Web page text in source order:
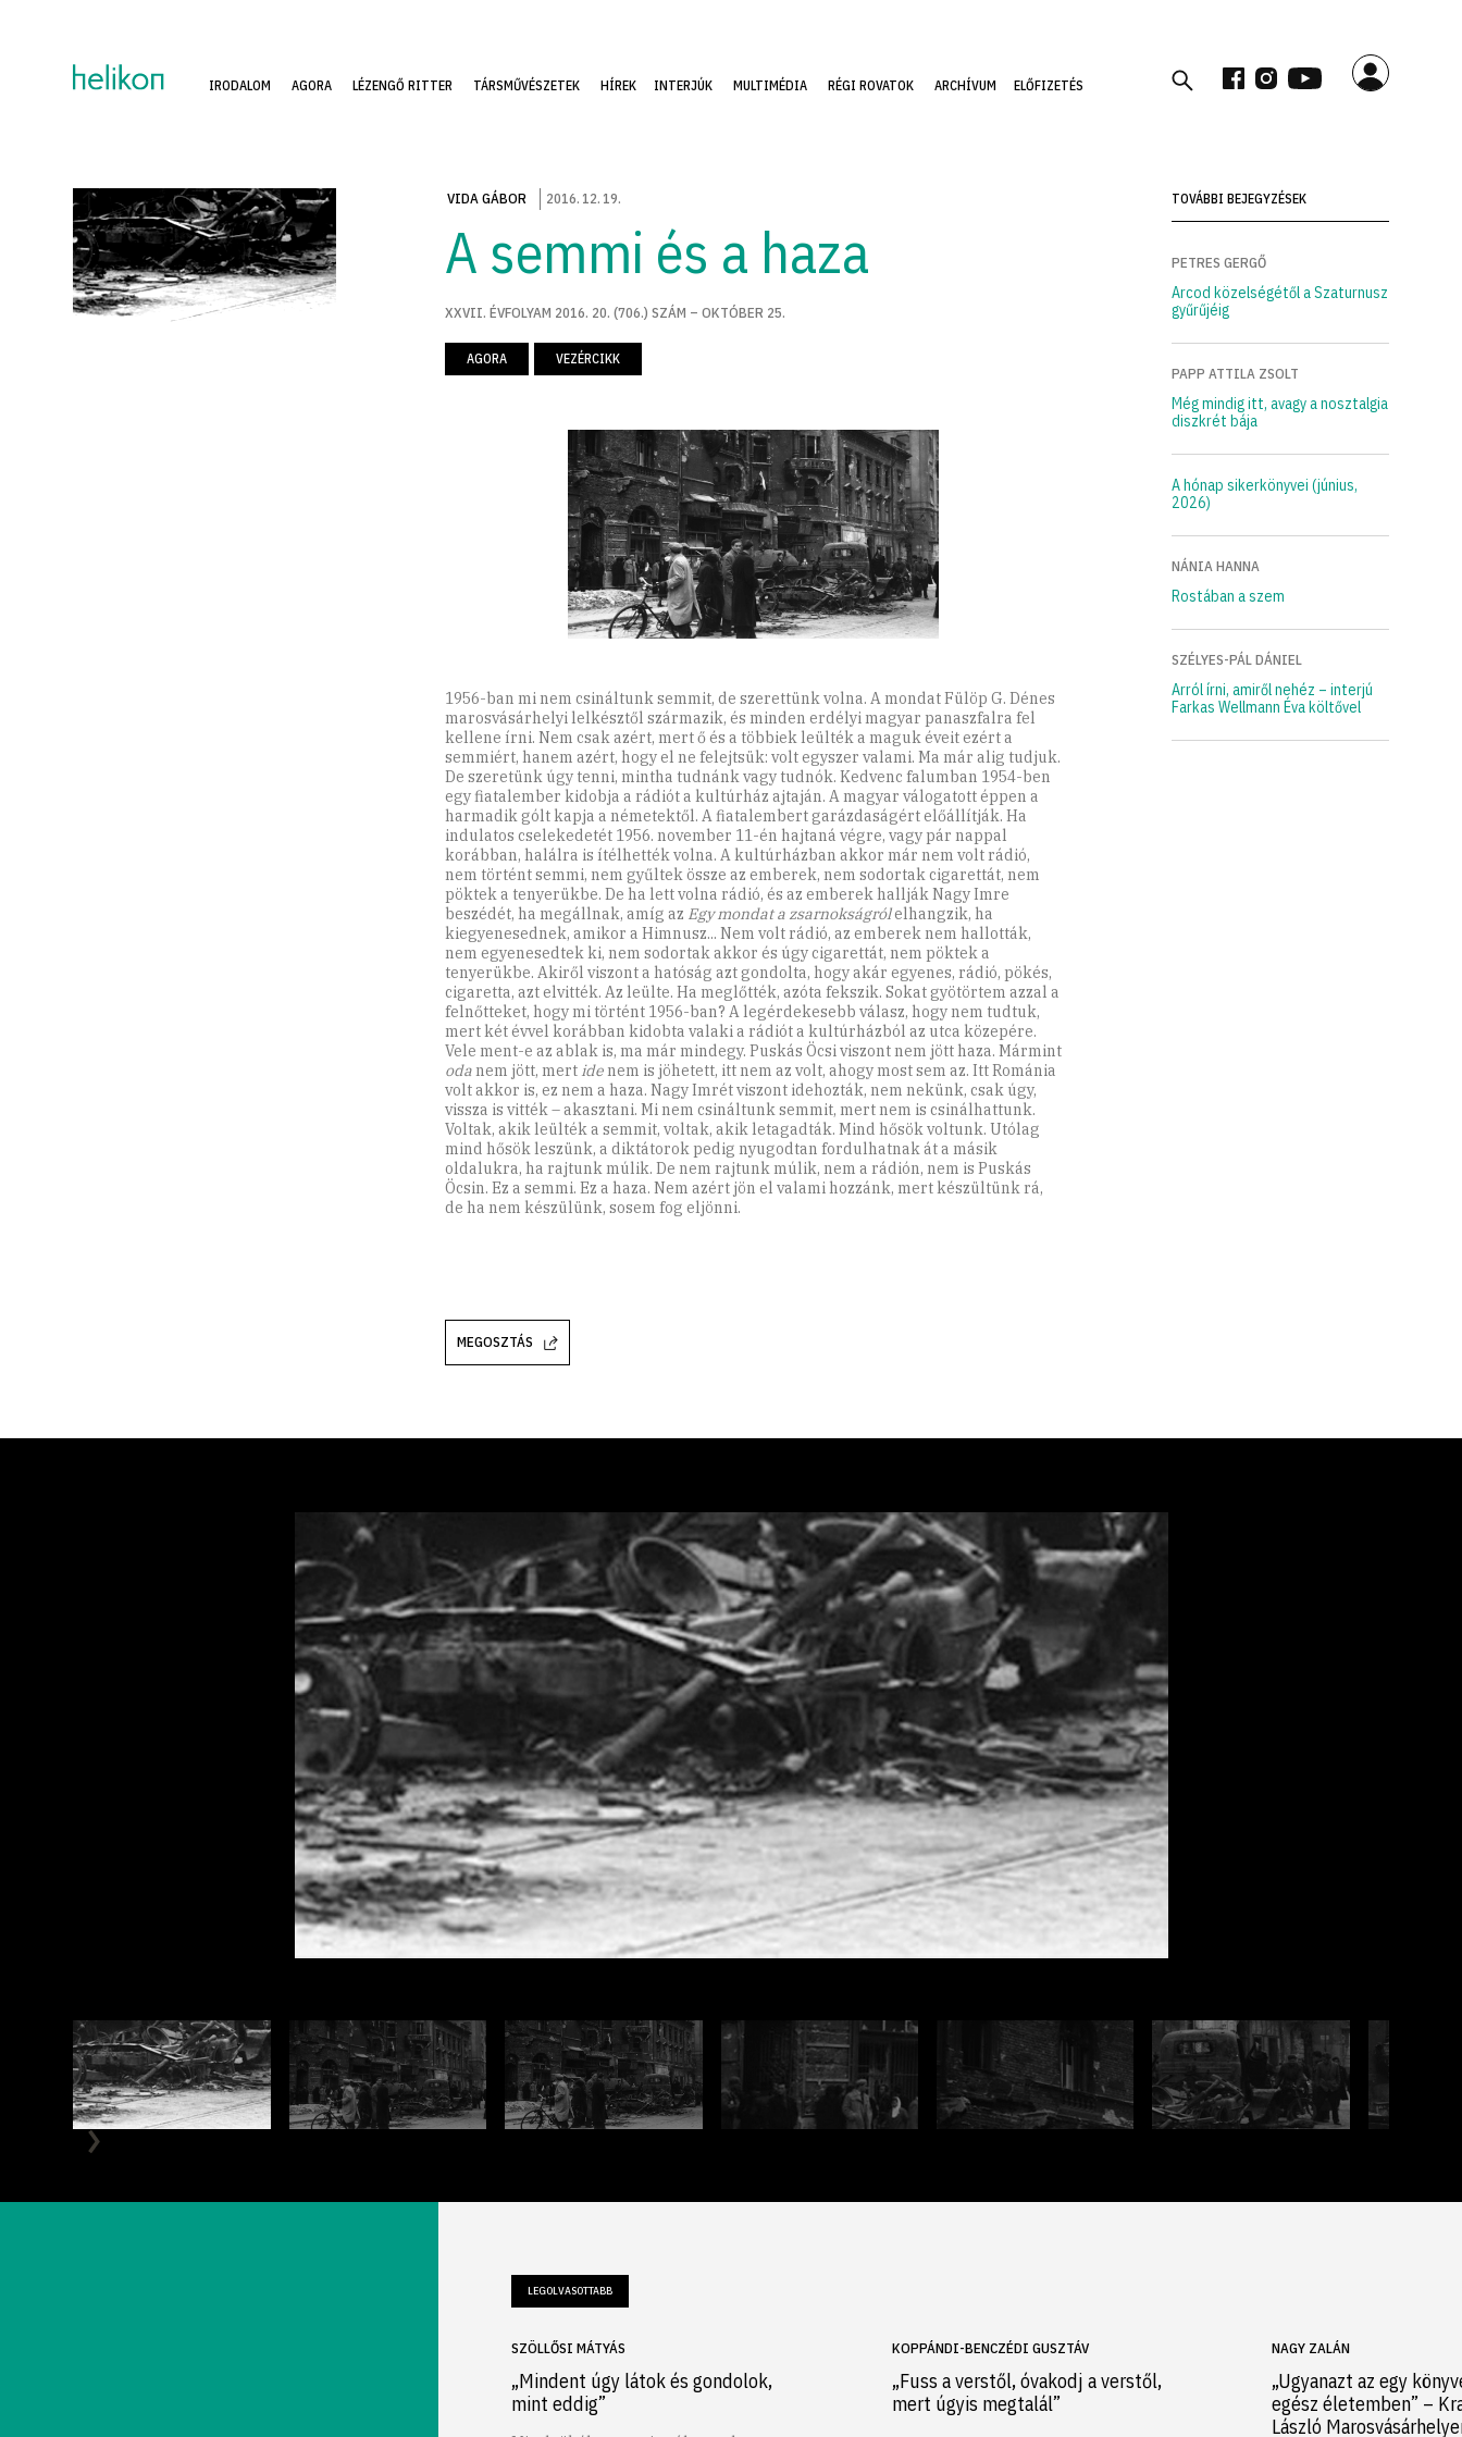
IRODALOM AGORA LÉZENGŐ RITTER TÁRSMŰVÉSZETEK HÍREK INTERJÚK MULTIMÉDIA RÉGI ROVATOK ARCHÍVUM ELŐFIZETÉS
VIDA GÁBOR 2016. 12. 19.
A semmi és a haza
XXVII. ÉVFOLYAM 2016. 20. (706.) SZÁM – OKTÓBER 25.
AGORA VEZÉRCIKK
1956-ban mi nem csináltunk semmit, de szerettünk volna. A mondat Fülöp G. Dénes
marosvásárhelyi lelkésztől származik, és minden erdélyi magyar panaszfalra fel
kellene írni. Nem csak azért, mert ő és a többiek leülték a maguk éveit ezért a
semmiért, hanem azért, hogy el ne felejtsük: volt egyszer valami. Ma már alig tudjuk.
De szeretünk úgy tenni, mintha tudnánk vagy tudnók. Kedvenc falumban 1954-ben
egy fiatalember kidobja a rádiót a kultúrház ajtaján. A magyar válogatott éppen a
harmadik gólt kapja a németektől. A fiatalembert garázdaságért előállítják. Ha
indulatos cselekedetét 1956. november 11-én hajtaná végre, vagy pár nappal
korábban, halálra is ítélhették volna. A kultúrházban akkor már nem volt rádió,
nem történt semmi, nem gyűltek össze az emberek, nem sodortak cigarettát, nem
pöktek a tenyerükbe. De ha lett volna rádió, és az emberek hallják Nagy Imre
beszédét, ha megállnak, amíg az Egy mondat a zsarnokságrólelhangzik, ha
kiegyenesednek, amikor a Himnusz... Nem volt rádió, az emberek nem hallották,
nem egyenesedtek ki, nem sodortak akkor és úgy cigarettát, nem pöktek a
tenyerükbe. Akiről viszont a hatóság azt gondolta, hogy akár egyenes, rádió, pökés,
cigaretta, azt elvitték. Az leülte. Ha meglőtték, azóta fekszik. Sokat gyötörtem azzal a
felnőtteket, hogy mi történt 1956-ban? A legérdekesebb válasz, hogy nem tudtuk,
mert két évvel korábban kidobta valaki a rádiót a kultúrházból az utca közepére.
Vele ment-e az ablak is, ma már mindegy. Puskás Öcsi viszont nem jött haza. Mármint
odanem jött, mert idenem is jöhetett, itt nem az volt, ahogy most sem az. Itt Románia
volt akkor is, ez nem a haza. Nagy Imrét viszont idehozták, nem nekünk, csak úgy,
vissza is vitték – akasztani. Mi nem csináltunk semmit, mert nem is csinálhattunk.
Voltak, akik leülték a semmit, voltak, akik letagadták. Mind hősök voltunk. Utólag
mind hősök leszünk, a diktátorok pedig nyugodtan fordulhatnak át a másik
oldalukra, ha rajtunk múlik. De nem rajtunk múlik, nem a rádión, nem is Puskás
Öcsin. Ez a semmi. Ez a haza. Nem azért jön el valami hozzánk, mert készültünk rá,
de ha nem készülünk, sosem fog eljönni.
MEGOSZTÁS
TOVÁBBI BEJEGYZÉSEK
PETRES GERGŐ
Arcod közelségétől a Szaturnusz
gyűrűjéig
PAPP ATTILA ZSOLT
Még mindig itt, avagy a nosztalgia
diszkrét bája
A hónap sikerkönyvei (június,
2026)
NÁNIA HANNA
Rostában a szem
SZÉLYES-PÁL DÁNIEL
Arról írni, amiről nehéz – interjú
Farkas Wellmann Éva költővel
LEGOLVASOTTABB
SZÖLLŐSI MÁTYÁS
„Mindent úgy látok és gondolok,
mint eddig”
KOPPÁNDI-BENCZÉDI GUSZTÁV
„Fuss a verstől, óvakodj a verstől,
mert úgyis megtalál”
NAGY ZALÁN
„Ugyanazt az egy
egész életemben” –
László